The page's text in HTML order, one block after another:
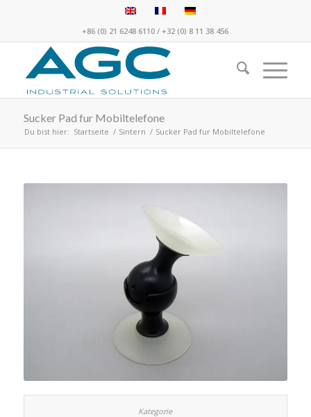
+86 (0) 21 6248 6110 /+32 (0) 8 11 38 456
Sucker Pad fur Mobiltelefone
Du bist hier: Startseite / Sintern / Sucker Pad fur Mobiltelefone